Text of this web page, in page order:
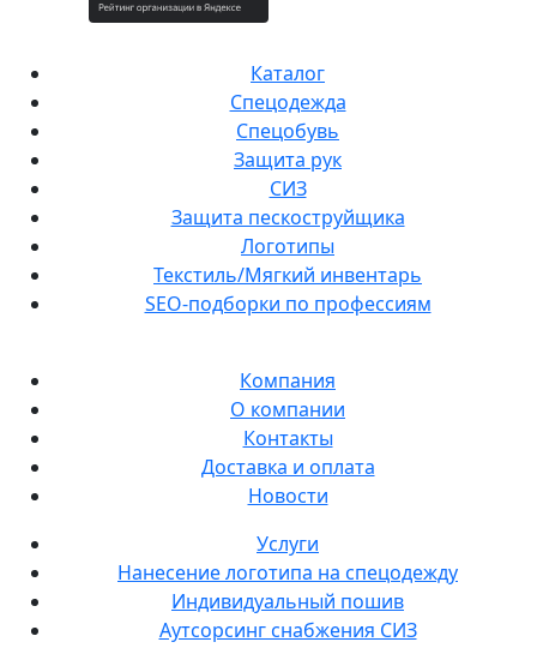
Каталог
Спецодежда
Спецобувь
Защита рук
СИЗ
Защита пескоструйщика
Логотипы
Текстиль/Мягкий инвентарь
SEO-подборки по профессиям
Компания
О компании
Контакты
Доставка и оплата
Новости
Услуги
Нанесение логотипа на спецодежду
Индивидуальный пошив
Аутсорсинг снабжения СИЗ